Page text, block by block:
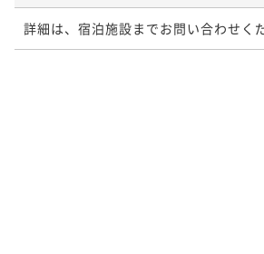
詳細は、宿泊施設までお問い合わせく